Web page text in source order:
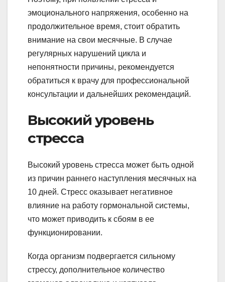
эмоционального напряжения, особенно на
продолжительное время, стоит обратить
внимание на свои месячные. В случае
регулярных нарушений цикла и
непонятности причины, рекомендуется
обратиться к врачу для профессиональной
консультации и дальнейших рекомендаций.
Высокий уровень
стресса
Высокий уровень стресса может быть одной
из причин раннего наступления месячных на
10 дней. Стресс оказывает негативное
влияние на работу гормональной системы,
что может приводить к сбоям в ее
функционировании.
Когда организм подвергается сильному
стрессу, дополнительное количество